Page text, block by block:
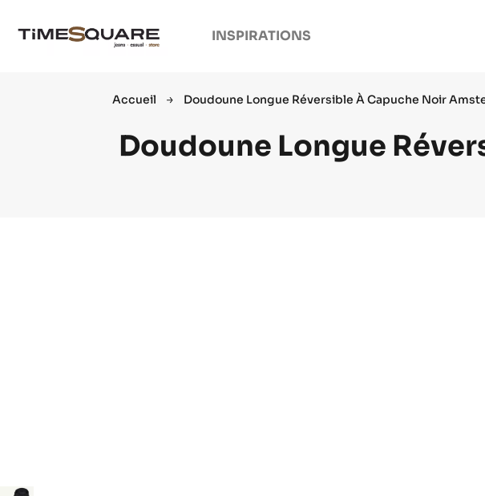
INSPIRATIONS
Accueil Doudoune Longue Réversible À Capuche Noir
Doudoune Longue